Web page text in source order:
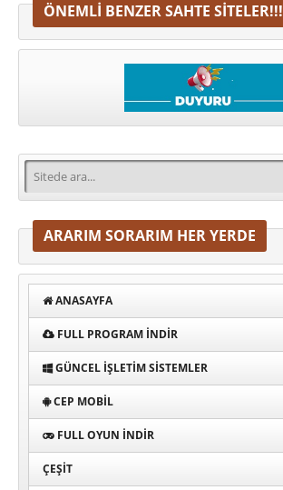
ÖNEMLI BENZER SAHTE SITELER!!!
ARARIM SORARIM HER YERDE
ANASAYFA
FULL PROGRAM INDIR
GÜNCEL İŞLETIM SISTEMLER
CEP MOBIL
FULL OYUN İNDIR
ÇEŞIT